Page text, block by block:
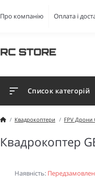
Про компанію Оплата і
Список категорій
Квадрокоптери FPV Дрони
Квадрокоптер
Наявність: